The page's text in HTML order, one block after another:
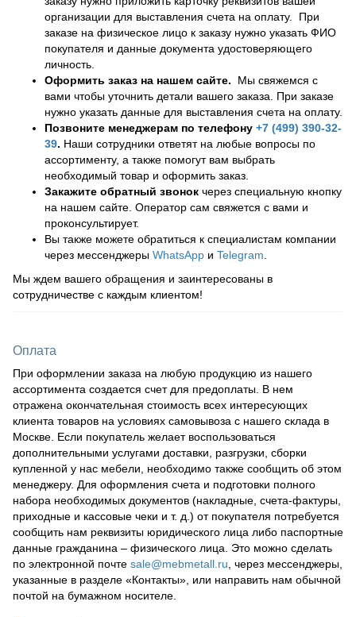
организации для выставления счета на оплату. При
заказе на физическое лицо к заказу нужно указать ФИО
покупателя и данные документа удостоверяющего
личность.
Оформить заказ на нашем сайте. Мы свяжемся с
вами чтобы уточнить детали вашего заказа. При заказе
нужно указать данные для выставления счета на оплату.
Позвоните менеджерам по телефону +7 (499) 390-32-
39. Наши сотрудники ответят на любые вопросы по
ассортименту, а также помогут вам выбрать
необходимый товар и оформить заказ.
Закажите обратный звонок через специальную кнопку
на нашем сайте. Оператор сам свяжется с вами и
проконсультирует.
Вы также можете обратиться к специалистам компании
через мессенджеры WhatsApp и Telegram
Мы ждем вашего обращения и заинтересованы в
сотрудничестве с каждым клиентом!
Оплата
При оформлении заказа на любую продукцию из нашего
ассортимента создается счет для предоплаты. В нем
отражена окончательная стоимость всех интересующих
клиента товаров на условиях самовывоза с нашего склада в
Москве. Если покупатель желает воспользоваться
дополнительными услугами доставки, разгрузки, сборки
купленной у нас мебели, необходимо также сообщить об этом
менеджеру. Для оформления счета и подготовки полного
набора необходимых документов (накладные, счета-фактуры,
приходные и кассовые чеки и т. д.) от покупателя потребуется
сообщить нам реквизиты юридического лица либо паспортные
данные гражданина – физического лица. Это можно сделать
по электронной почте sale@mebmetall.ru , через мессенджеры,
указанные в разделе «Контакты», или направить нам обычной
почтой на бумажном носителе.